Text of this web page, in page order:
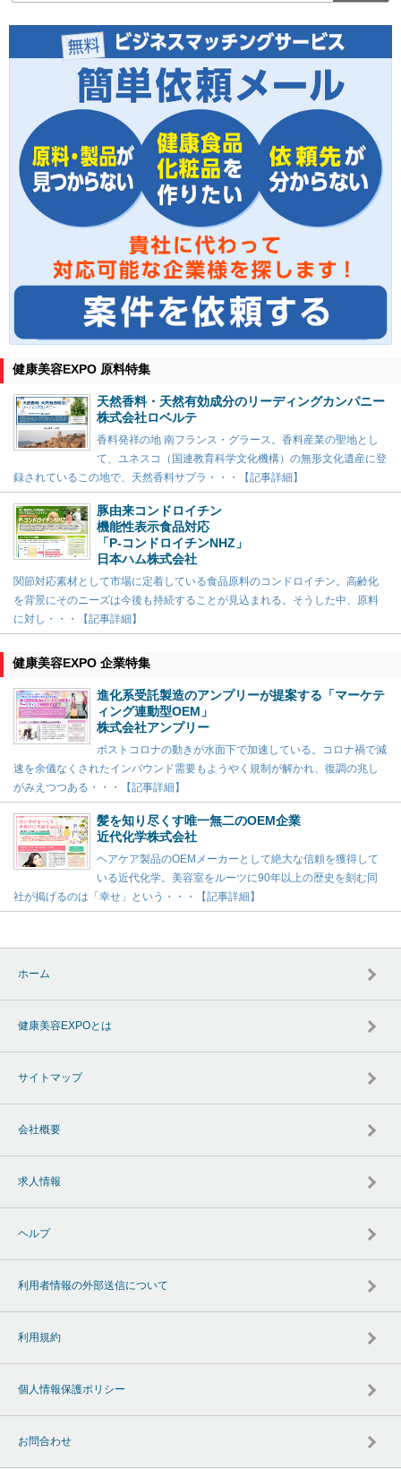
健康美容EXPO 原料特集
天然香料・天然有効成分のリーディングカンパニー
株式会社ロベルテ
香料発祥の地 南フランス・グラース。香料産業の聖地とし
て、ユネスコ（国連教育科学文化機構）の無形文化遺産に登
録されているこの地で、天然香料サプラ・・・【記事詳細】
豚由来コンドロイチン
機能性表示食品対応
「P-コンドロイチンNHZ」
日本ハム株式会社
関節対応素材として市場に定着している食品原料のコンドロイチン。高齢化
を背景にそのニーズは今後も持続することが見込まれる。そうした中、原料
に対し・・・【記事詳細】
健康美容EXPO 企業特集
進化系受託製造のアンプリーが提案する「マーケテ
ィング連動型OEM」
株式会社アンプリー
ポストコロナの動きが水面下で加速している。コロナ禍で減
速を余儀なくされたインバウンド需要もようやく規制が解かれ、復調の兆し
がみえつつある・・・【記事詳細】
髪を知り尽くす唯一無二のOEM企業
近代化学株式会社
ヘアケア製品のOEMメーカーとして絶大な信頼を獲得して
いる近代化学。美容室をルーツに90年以上の歴史を刻む同
社が掲げるのは「幸せ」という・・・【記事詳細】
ホーム
健康美容EXPOとは
サイトマップ
会社概要
求人情報
ヘルプ
利用者情報の外部送信について
利用規約
個人情報保護ポリシー
お問合わせ